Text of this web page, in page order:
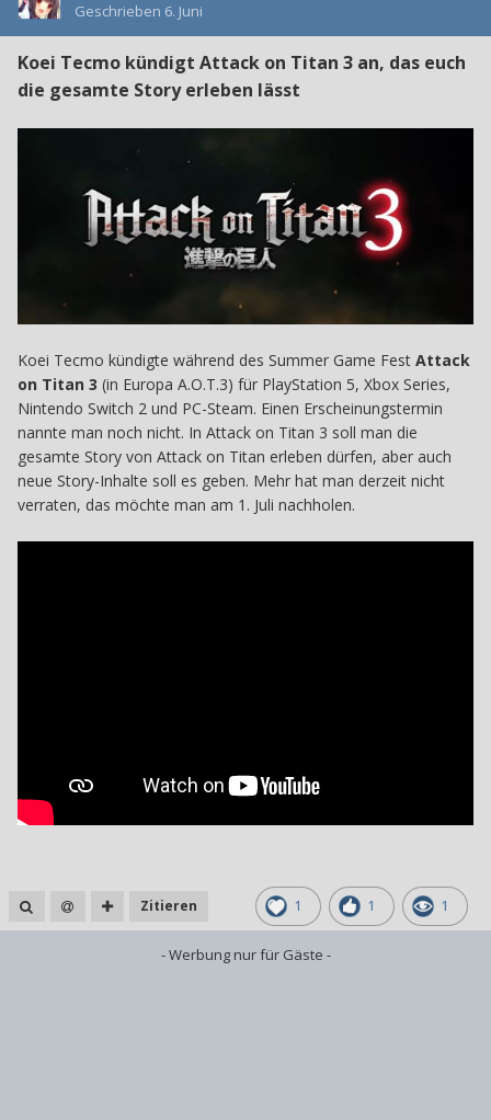
Geschrieben 6. Juni
Koei Tecmo kündigt Attack on Titan 3 an, das euch
die gesamte Story erleben lässt
Koei Tecmo kündigte während des Summer Game Fest Attack
on Titan 3 (in Europa A.O.T.3) für PlayStation 5, Xbox Series,
Nintendo Switch 2 und PC-Steam. Einen Erscheinungstermin
nannte man noch nicht. In Attack on Titan 3 soll man die
gesamte Story von Attack on Titan erleben dürfen, aber auch
neue Story-Inhalte soll es geben. Mehr hat man derzeit nicht
verraten, das möchte man am 1. Juli nachholen.
1 1 1
Zitieren
- Werbung nur für Gäste -